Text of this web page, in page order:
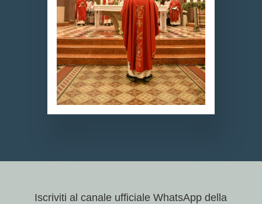
Iscriviti al canale ufficiale WhatsApp della